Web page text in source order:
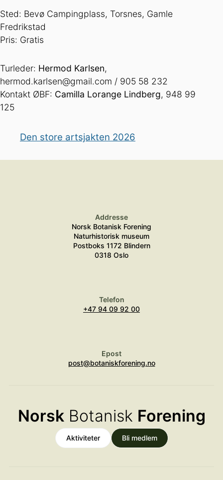
Sted: Bevø Campingplass, Torsnes, Gamle
Fredrikstad
Pris: Gratis
Turleder: Hermod Karlsen,
hermod.karlsen@gmail.com / 905 58 232
Kontakt ØBF: Camilla Lorange Lindberg, 948 99
125
Den store artsjakten 2026
Addresse
Norsk Botanisk Forening
Naturhistorisk museum
Postboks 1172 Blindern
0318 Oslo
Telefon
+47 94 09 92 00
Epost
post@botaniskforening.no
NorskBotanisk Forening
Aktiviteter Bli medlem